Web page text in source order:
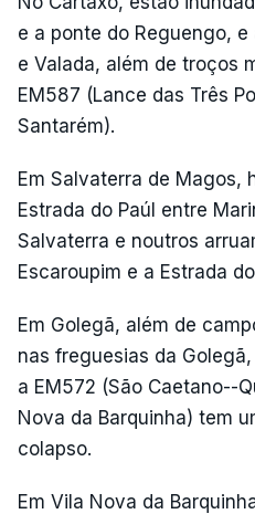
e a ponte do Reguengo,
e Valada, além de troços
EM587 (Lance das Três
Santarém).
Em Salvaterra de Magos,
Estrada do Paúl entre
Salvaterra e noutros
Escaroupim e a Estrada
Em Golegã, além de
nas freguesias da
a EM572 (São Caetano--
Nova da Barquinha) tem
colapso.
Em Vila Nova da